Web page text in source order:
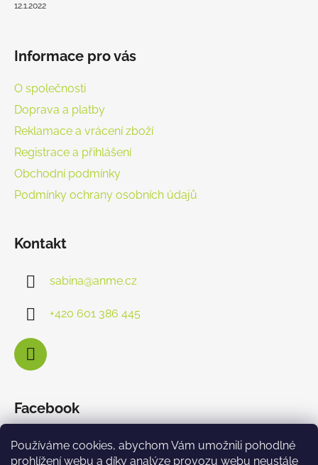
Používáme cookies, abychom Vám umožnili pohodlné
prohlížení webu a díky analýze provozu webu neustále
12.1.2022
Informace pro vás
O společnosti
Doprava a platby
Reklamace a vrácení zboží
Registrace a přihlášení
Obchodní podmínky
Podmínky ochrany osobních údajů
Kontakt
sabina@anme.cz
+420 601 386 445
Facebook